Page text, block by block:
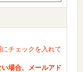
チェックを入れて
場合、メールアド